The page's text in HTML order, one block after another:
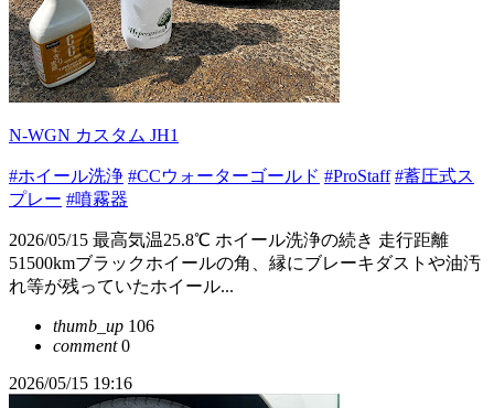
N-WGN カスタム JH1
#ホイール洗浄 #CCウォーターゴールド #ProStaff #蓄圧式ス
プレー #噴霧器
2026/05/15 最高気温25.8℃ ホイール洗浄の続き 走行距離
51500kmブラックホイールの角、縁にブレーキダストや油汚
れ等が残っていたホイール...
thumb_up 106
comment0
2026/05/15 19:16